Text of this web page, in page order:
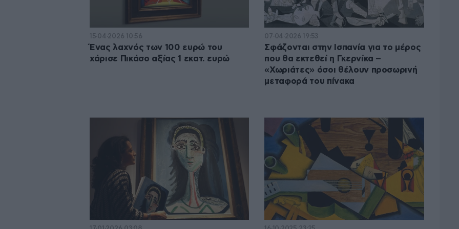
αναλύσεις για τη ζωή,
κληρονομιά του Πάμπλο
15·04·2026 10:56
Ένας λαχνός των 100 ευρώ του
χάρισε Πικάσο αξίας 1 εκατ. ευρώ
07·04·2026 19:53
Σφάζονται στην Ισπανία για το μέρος
που θα εκτεθεί η Γκερνίκα –
«Χωριάτες» όσοι θέλουν προσωρινή
μεταφορά του πίνακα